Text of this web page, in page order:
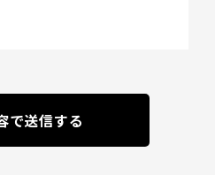
で送信する